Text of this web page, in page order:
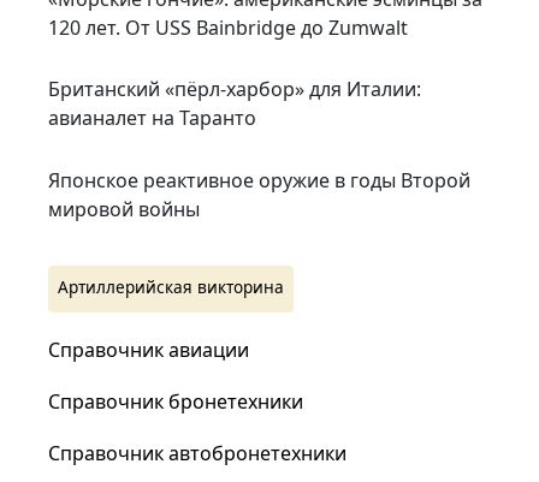
120 лет. От USS Bainbridge до Zumwalt
Британский «пёрл-харбор» для Италии:
авианалет на Таранто
Японское реактивное оружие в годы Второй
мировой войны
Артиллерийская викторина
Справочник авиации
Справочник бронетехники
Справочник автобронетехники